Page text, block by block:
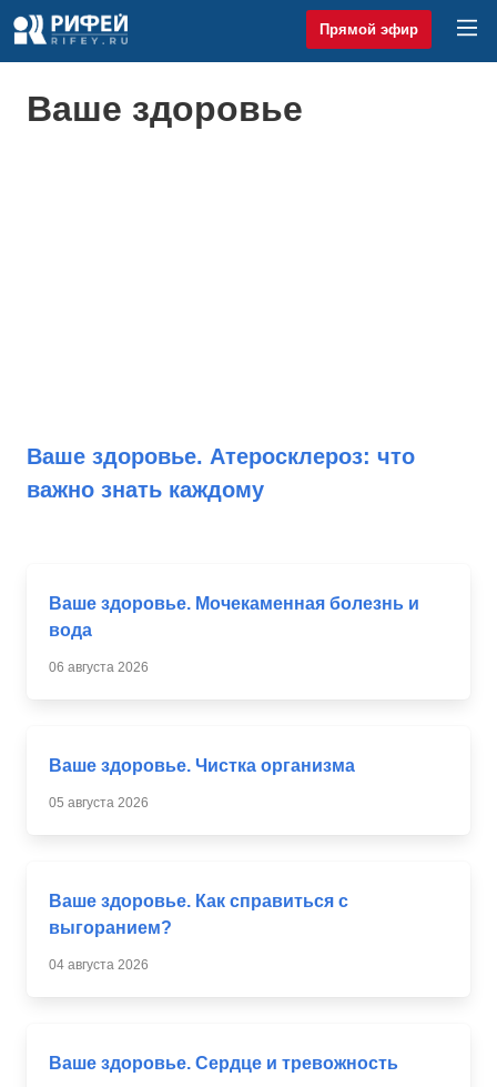
Прямой эфир
Ваше здоровье
Ваше здоровье. Атеросклероз: что
важно знать каждому
Ваше здоровье. Мочекаменная болезнь и
вода
06 августа 2026
Ваше здоровье. Чистка организма
05 августа 2026
Ваше здоровье. Как справиться с
выгоранием?
04 августа 2026
Ваше здоровье. Сердце и тревожность